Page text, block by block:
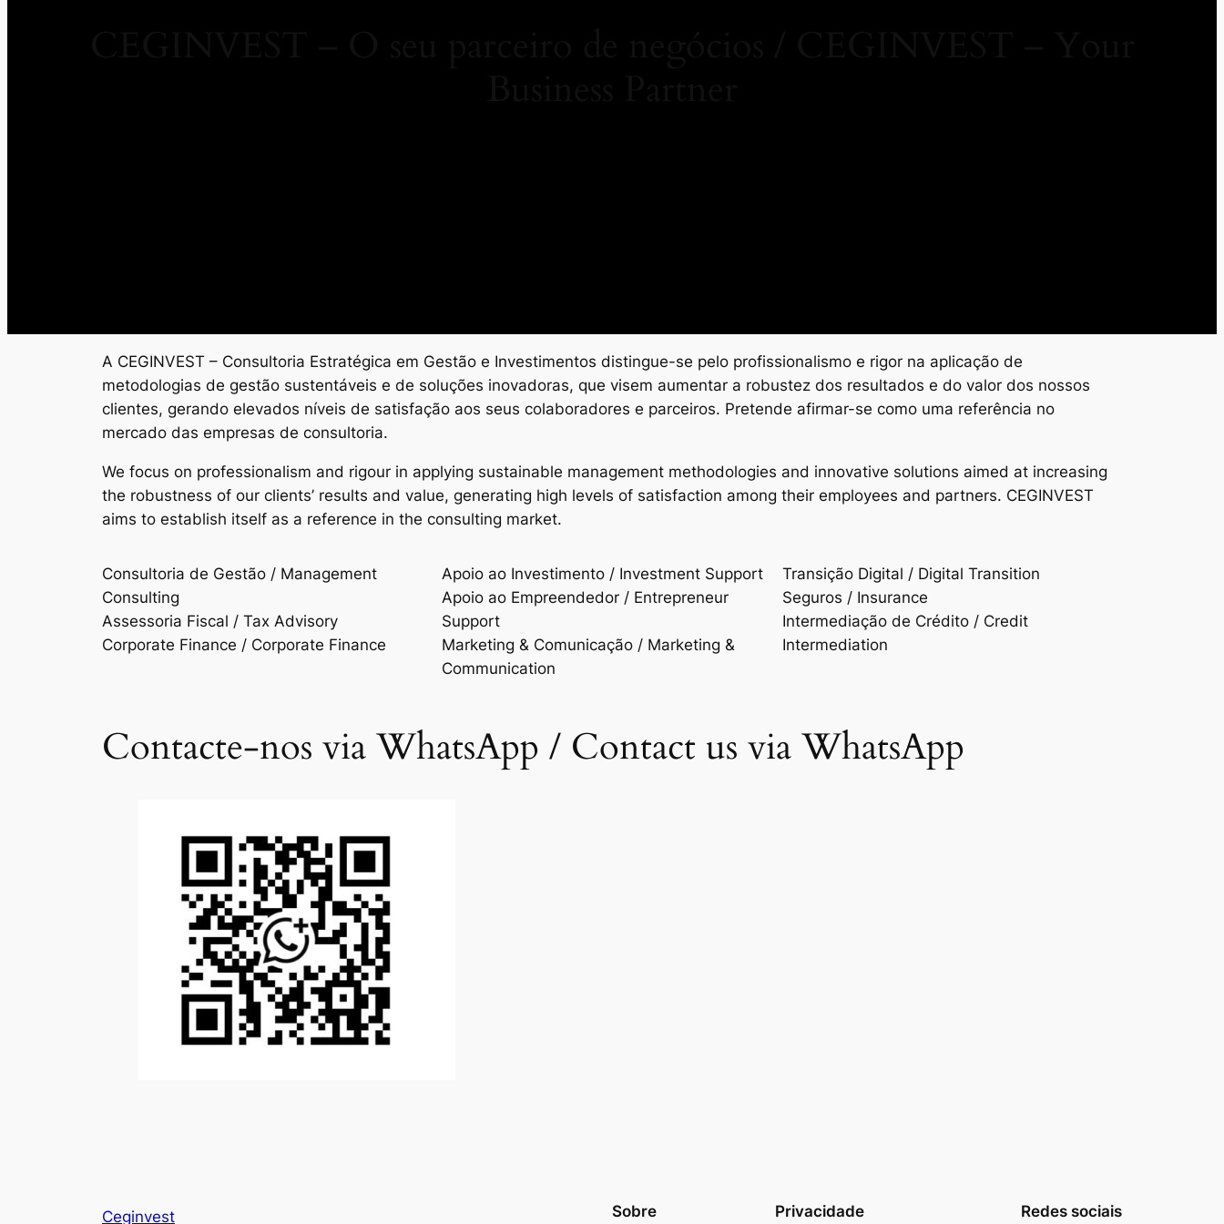
A CEGINVEST – Consultoria Estratégica em Gestão e Investimentos distingue-se pelo profissionalismo e rigor na aplicação de
metodologias de gestão sustentáveis e de soluções inovadoras, que visem aumentar a robustez dos resultados e do valor dos nossos
clientes, gerando elevados níveis de satisfação aos seus colaboradores e parceiros. Pretende afirmar-se como uma referência no
mercado das empresas de consultoria.
We focus on professionalism and rigour in applying sustainable management methodologies and innovative solutions aimed at increasing
the robustness of our clients’ results and value, generating high levels of satisfaction among their employees and partners. CEGINVEST
aims to establish itself as a reference in the consulting market.
Consultoria de Gestão / Management
Consulting
Assessoria Fiscal / Tax Advisory
Corporate Finance / Corporate Finance
Apoio ao Investimento / Investment Support
Apoio ao Empreendedor / Entrepreneur
Support
Marketing & Comunicação / Marketing &
Communication
Transição Digital / Digital Transition
Seguros / Insurance
Intermediação de Crédito / Credit
Intermediation
Contacte-nos via WhatsApp / Contact us via WhatsApp
Ceginvest Sobre Privacidade Redes sociais